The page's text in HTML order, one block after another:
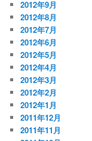
2012年9月
2012年8月
2012年7月
2012年6月
2012年5月
2012年4月
2012年3月
2012年2月
2012年1月
2011年12月
2011年11月